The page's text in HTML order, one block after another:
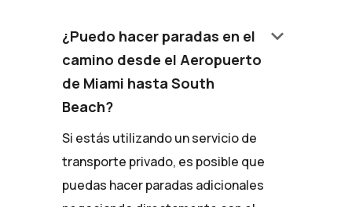
¿Puedo hacer paradas en el
camino desde el Aeropuerto
de Miami hasta South
Beach?
keyboard_arrow_down
Si estás utilizando un servicio de
transporte privado, es posible que
puedas hacer paradas adicionales